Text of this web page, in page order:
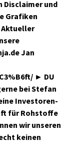
Disclaimer und
Grafiken
Jan
► DU
bei Stefan
Investoren-
für Rohstoffe
wir unseren
keinen